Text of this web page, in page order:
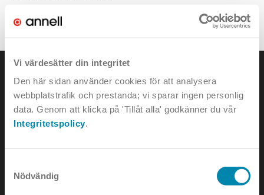
Vi värdesätter din integritet
Den här sidan använder cookies för att analysera
webbplatstrafik och prestanda; vi sparar ingen personlig
data. Genom att klicka på 'Tillåt alla' godkänner du vår
Integritetspolicy.
Nödvändig
LITEN ORDBOK
KONTAKTA OSS
tel:08-442 90 00